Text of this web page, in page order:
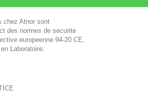
chez Atnor sont
des normes de securite
europeenne 94-20 CE,
Laboratoire.